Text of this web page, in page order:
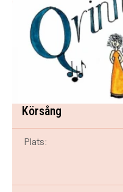
Körsång
Plats: